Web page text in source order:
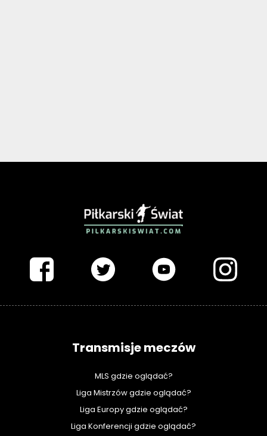
Transmisje meczów
MLS gdzie oglądać?
Liga Mistrzów gdzie oglądać?
Liga Europy gdzie oglądać?
Liga Konferencji gdzie oglądać?